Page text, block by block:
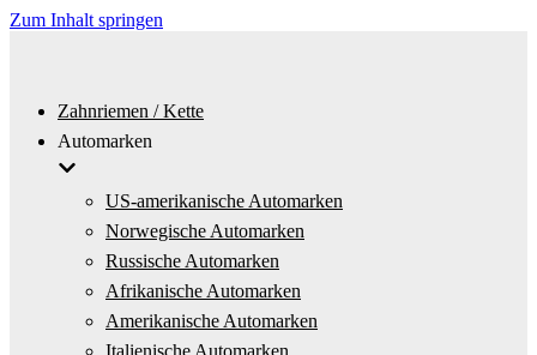
Zum Inhalt springen
Zahnriemen / Kette
Automarken
US-amerikanische Automarken
Norwegische Automarken
Russische Automarken
Afrikanische Automarken
Amerikanische Automarken
Italienische Automarken